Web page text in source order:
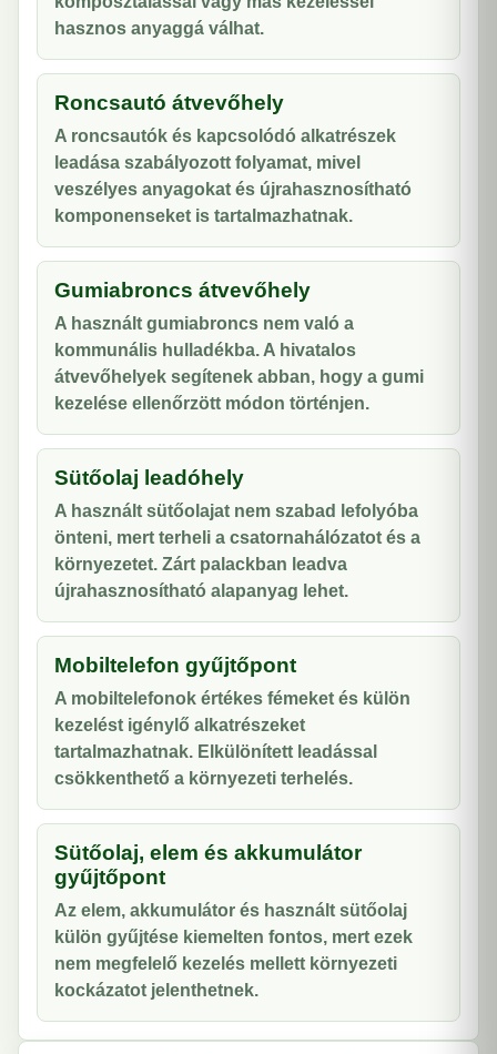
hasznos anyaggá válhat.
Roncsautó átvevőhely
A roncsautók és kapcsolódó alkatrészek
leadása szabályozott folyamat, mivel
veszélyes anyagokat és újrahasznosítható
komponenseket is tartalmazhatnak.
Gumiabroncs átvevőhely
A használt gumiabroncs nem való a
kommunális hulladékba. A hivatalos
átvevőhelyek segítenek abban, hogy a gumi
kezelése ellenőrzött módon történjen.
Sütőolaj leadóhely
A használt sütőolajat nem szabad lefolyóba
önteni, mert terheli a csatornahálózatot és a
környezetet. Zárt palackban leadva
újrahasznosítható alapanyag lehet.
Mobiltelefon gyűjtőpont
A mobiltelefonok értékes fémeket és külön
kezelést igénylő alkatrészeket
tartalmazhatnak. Elkülönített leadással
csökkenthető a környezeti terhelés.
Sütőolaj, elem és akkumulátor
gyűjtőpont
Az elem, akkumulátor és használt sütőolaj
külön gyűjtése kiemelten fontos, mert ezek
nem megfelelő kezelés mellett környezeti
kockázatot jelenthetnek.